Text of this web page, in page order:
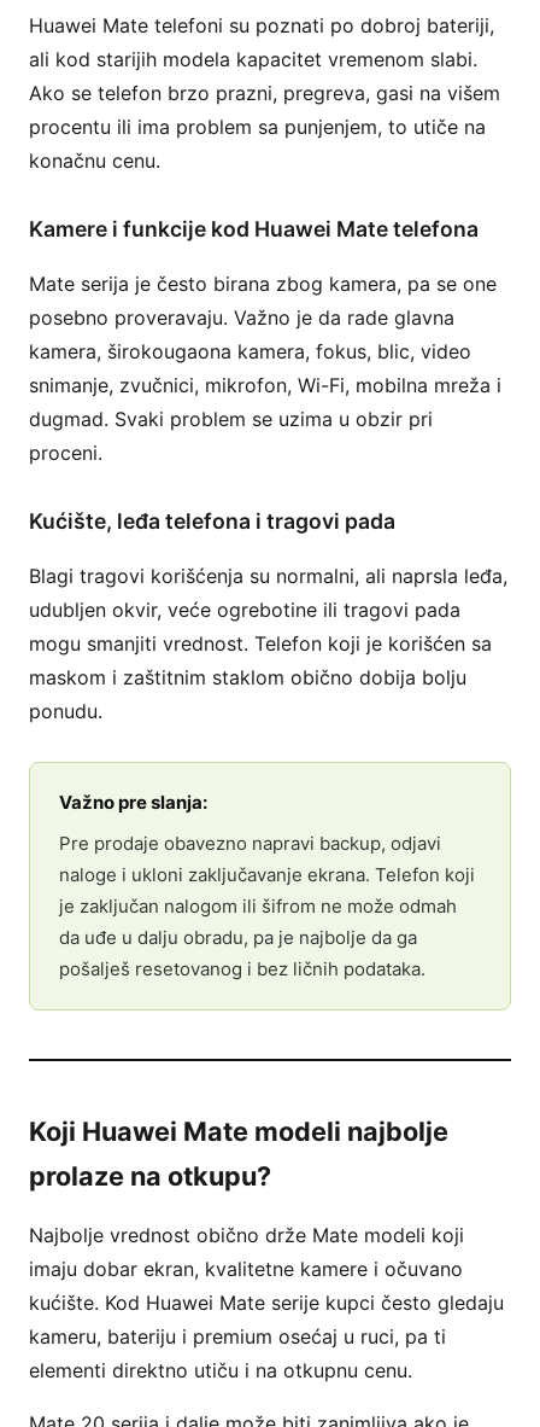
Huawei Mate telefoni su poznati po dobroj bateriji,
ali kod starijih modela kapacitet vremenom slabi.
Ako se telefon brzo prazni, pregreva, gasi na višem
procentu ili ima problem sa punjenjem, to utiče na
konačnu cenu.
Kamere i funkcije kod Huawei Mate telefona
Mate serija je često birana zbog kamera, pa se one
posebno proveravaju. Važno je da rade glavna
kamera, širokougaona kamera, fokus, blic, video
snimanje, zvučnici, mikrofon, Wi-Fi, mobilna mreža i
dugmad. Svaki problem se uzima u obzir pri
proceni.
Kućište, leđa telefona i tragovi pada
Blagi tragovi korišćenja su normalni, ali naprsla leđa,
udubljen okvir, veće ogrebotine ili tragovi pada
mogu smanjiti vrednost. Telefon koji je korišćen sa
maskom i zaštitnim staklom obično dobija bolju
ponudu.
Važno pre slanja:
Pre prodaje obavezno napravi backup, odjavi
naloge i ukloni zaključavanje ekrana. Telefon koji
je zaključan nalogom ili šifrom ne može odmah
da uđe u dalju obradu, pa je najbolje da ga
pošalješ resetovanog i bez ličnih podataka.
Koji Huawei Mate modeli najbolje
prolaze na otkupu?
Najbolje vrednost obično drže Mate modeli koji
imaju dobar ekran, kvalitetne kamere i očuvano
kućište. Kod Huawei Mate serije kupci često gledaju
kameru, bateriju i premium osećaj u ruci, pa ti
elementi direktno utiču i na otkupnu cenu.